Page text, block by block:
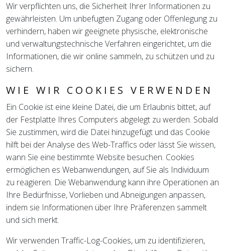
Wir verpflichten uns, die Sicherheit Ihrer Informationen zu
gewährleisten. Um unbefugten Zugang oder Offenlegung zu
verhindern, haben wir geeignete physische, elektronische
und verwaltungstechnische Verfahren eingerichtet, um die
Informationen, die wir online sammeln, zu schützen und zu
sichern.
WIE WIR COOKIES VERWENDEN
Ein Cookie ist eine kleine Datei, die um Erlaubnis bittet, auf
der Festplatte Ihres Computers abgelegt zu werden. Sobald
Sie zustimmen, wird die Datei hinzugefügt und das Cookie
hilft bei der Analyse des Web-Traffics oder lässt Sie wissen,
wann Sie eine bestimmte Website besuchen. Cookies
ermöglichen es Webanwendungen, auf Sie als Individuum
zu reagieren. Die Webanwendung kann ihre Operationen an
Ihre Bedürfnisse, Vorlieben und Abneigungen anpassen,
indem sie Informationen über Ihre Präferenzen sammelt
und sich merkt.
Wir verwenden Traffic-Log-Cookies, um zu identifizieren,